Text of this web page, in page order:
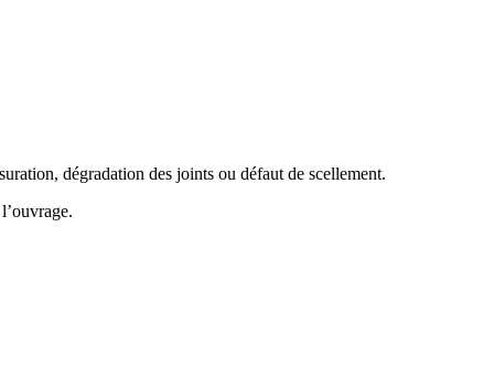
dégradation des joints ou défaut de scellement.